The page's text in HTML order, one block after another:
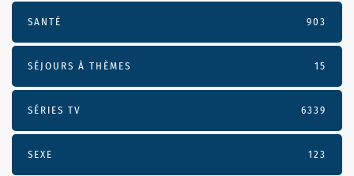
SANTÉ 903
SÉJOURS À THÈMES 15
SÉRIES TV 6339
SEXE 123